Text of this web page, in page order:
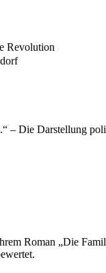
Revolution
– Die Darstellung
Roman „Die